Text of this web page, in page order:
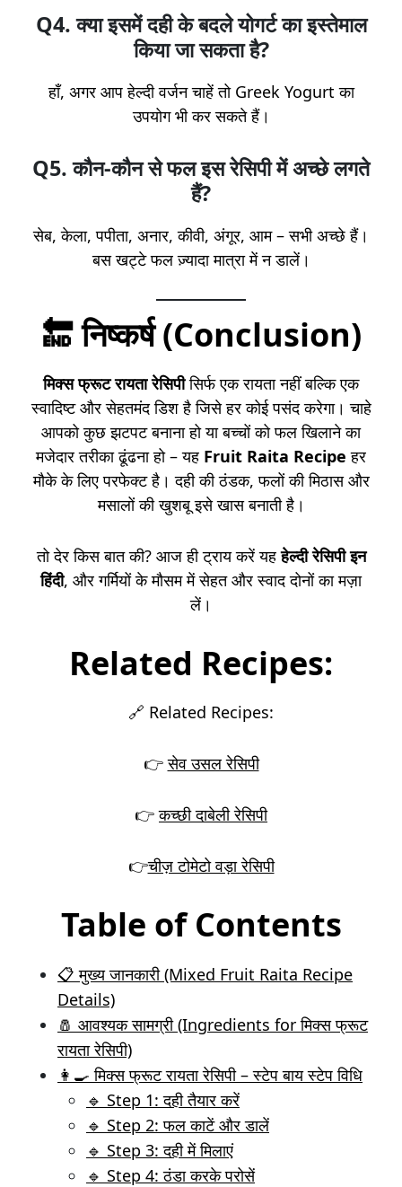
Q4. क्या इसमें दही के बदले योगर्ट का इस्तेमाल
किया जा सकता है?
हाँ, अगर आप हेल्दी वर्जन चाहें तो Greek Yogurt का
उपयोग भी कर सकते हैं।
Q5. कौन-कौन से फल इस रेसिपी में अच्छे लगते
हैं?
सेब, केला, पपीता, अनार, कीवी, अंगूर, आम – सभी अच्छे हैं।
बस खट्टे फल ज़्यादा मात्रा में न डालें।
🔚 निष्कर्ष (Conclusion)
मिक्स फ्रूट रायता रेसिपीसिर्फ एक रायता नहीं बल्कि एक
स्वादिष्ट और सेहतमंद डिश है जिसे हर कोई पसंद करेगा। चाहे
आपको कुछ झटपट बनाना हो या बच्चों को फल खिलाने का
मजेदार तरीका ढूंढना हो – यह Fruit Raita Recipe हर
मौके के लिए परफेक्ट है। दही की ठंडक, फलों की मिठास और
मसालों की खुशबू इसे खास बनाती है।
तो देर किस बात की? आज ही ट्राय करें यहहेल्दी रेसिपी इन
हिंदी, और गर्मियों के मौसम में सेहत और स्वाद दोनों का मज़ा
लें।
Related Recipes:
🔗 Related Recipes:
👉सेव उसल रेसिपी
👉कच्छी दाबेली रेसिपी
👉चीज़ टोमेटो वड़ा रेसिपी
Table of Contents
📋 मुख्य जानकारी (Mixed Fruit Raita Recipe
Details)
🧂 आवश्यक सामग्री (Ingredients for मिक्स फ्रूट
रायता रेसिपी)
👩‍🍳 मिक्स फ्रूट रायता रेसिपी – स्टेप बाय स्टेप विधि
🔹 Step 1: दही तैयार करें
🔹 Step 2: फल काटें और डालें
🔹 Step 3: दही में मिलाएं
🔹 Step 4: ठंडा करके परोसें